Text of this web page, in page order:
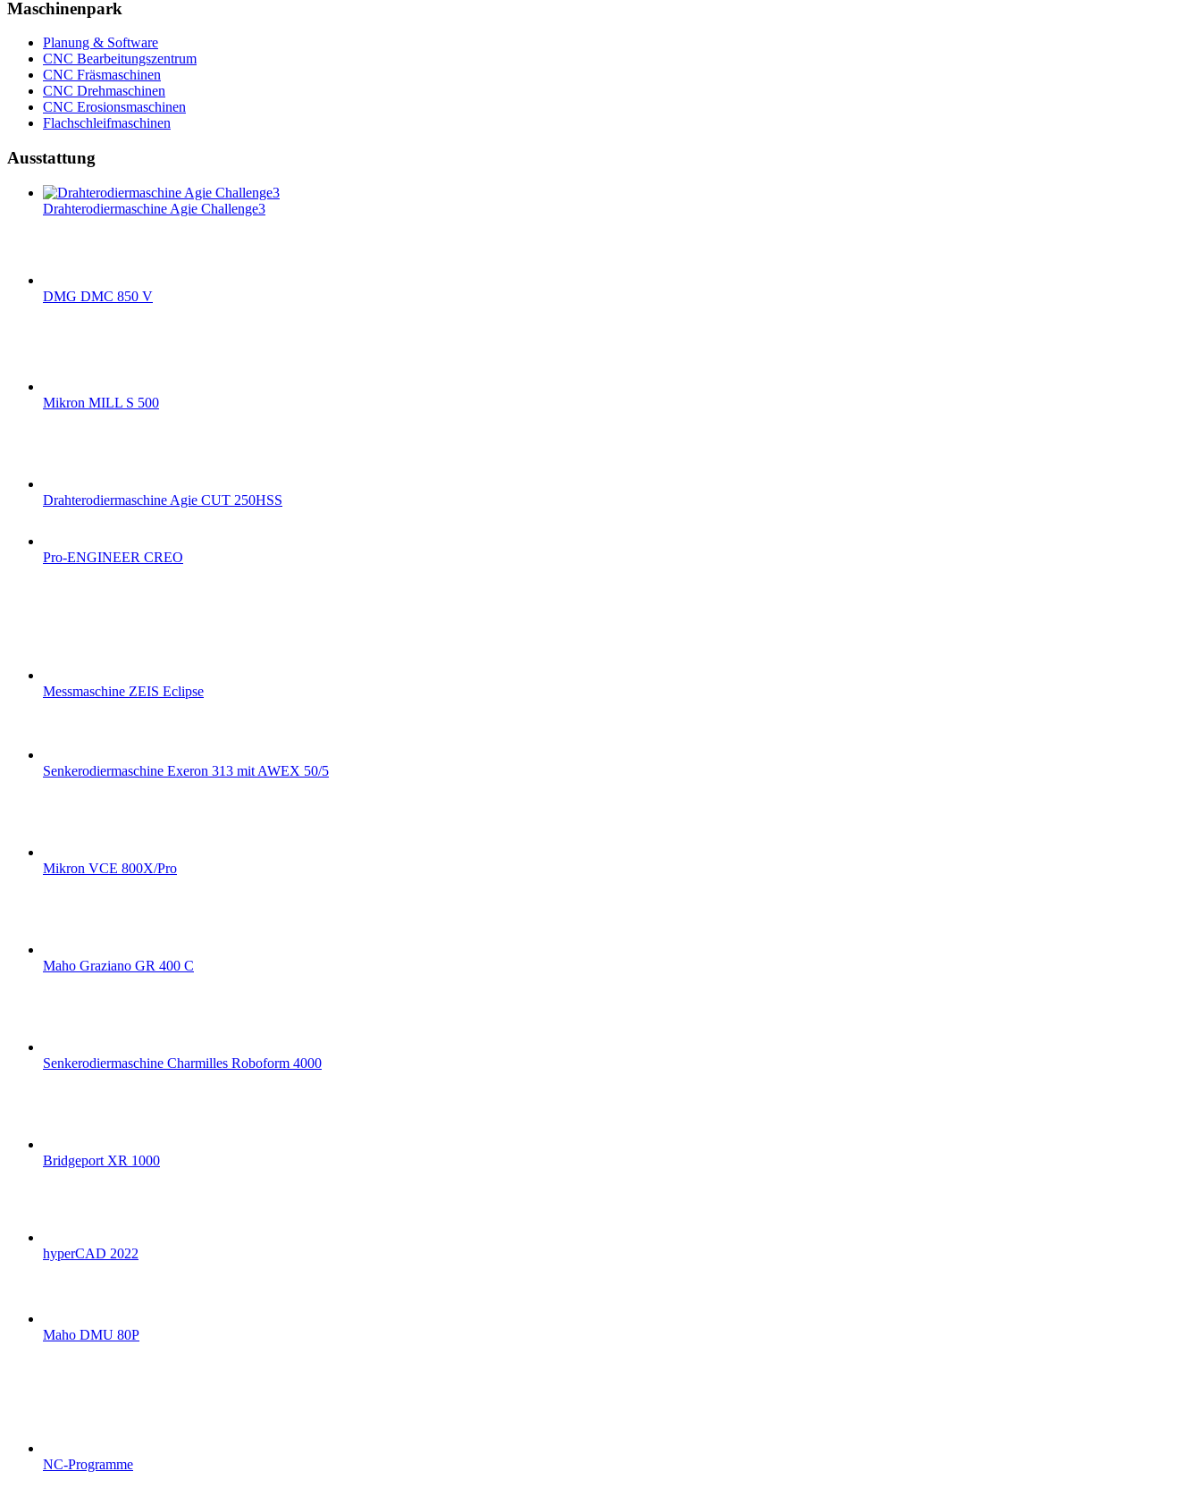
Maschinenpark
Planung & Software
CNC Bearbeitungszentrum
CNC Fräsmaschinen
CNC Drehmaschinen
CNC Erosionsmaschinen
Flachschleifmaschinen
Ausstattung
Drahterodiermaschine Agie Challenge3
DMG DMC 850 V
Mikron MILL S 500
Drahterodiermaschine Agie CUT 250HSS
Pro-ENGINEER CREO
Messmaschine ZEIS Eclipse
Senkerodiermaschine Exeron 313 mit AWEX 50/5
Mikron VCE 800X/Pro
Maho Graziano GR 400 C
Senkerodiermaschine Charmilles Roboform 4000
Bridgeport XR 1000
hyperCAD 2022
Maho DMU 80P
NC-Programme